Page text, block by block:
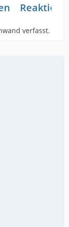
verfasst.